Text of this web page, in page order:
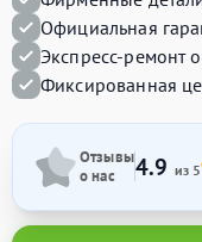
Официальная
Экспресс-ремонт
Фиксированная
Отзывы
о нас
4.9 из 5